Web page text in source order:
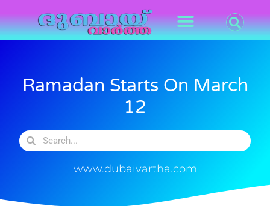
Ramadan Starts On March
12
www.dubaivartha.com